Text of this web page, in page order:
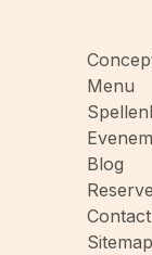
Menu
Blog
Contact
Sitemap